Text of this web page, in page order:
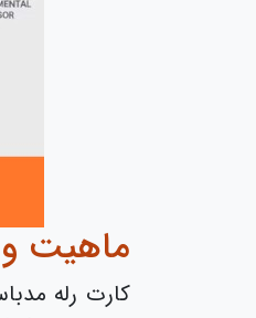
ماهیت و
کارت رله